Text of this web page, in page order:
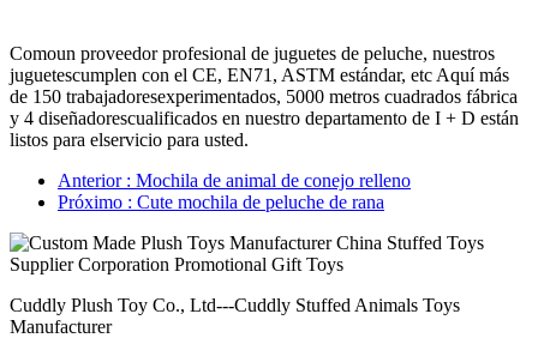
Comoun proveedor profesional de juguetes de peluche, nuestros
juguetescumplen con el CE, EN71, ASTM estándar, etc Aquí más
de 150 trabajadoresexperimentados, 5000 metros cuadrados fábrica
y 4 diseñadorescualificados en nuestro departamento de I + D están
listos para elservicio para usted.
Anterior : Mochila de animal de conejo relleno
Próximo : Cute mochila de peluche de rana
Cuddly Plush Toy Co., Ltd---Cuddly Stuffed Animals Toys
Manufacturer